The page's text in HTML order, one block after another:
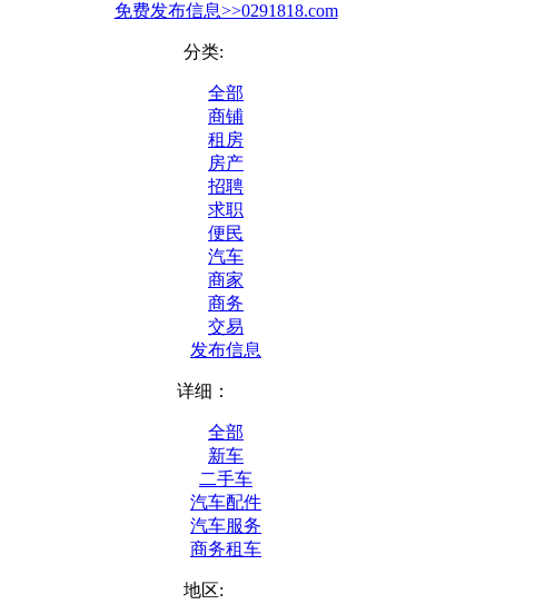
免费发布信息>>0291818.com
分类:
全部
商铺
租房
房产
招聘
求职
便民
汽车
商家
商务
交易
发布信息
详细：
全部
新车
二手车
汽车配件
汽车服务
商务租车
地区: